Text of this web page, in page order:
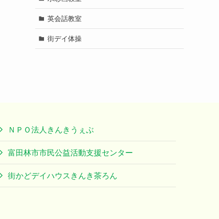
英会話教室
街デイ体操
ＮＰＯ法人きんきうぇぶ
富田林市市民公益活動支援センター
街かどデイハウスきんき茶ろん